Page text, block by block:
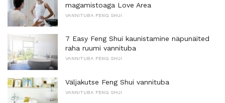
magamistoaga Love Area
VANNITUBA FENG SHUI
7 Easy Feng Shui kaunistamine näpunäited
raha ruumi vannituba
VANNITUBA FENG SHUI
Väljakutse Feng Shui vannituba
VANNITUBA FENG SHUI